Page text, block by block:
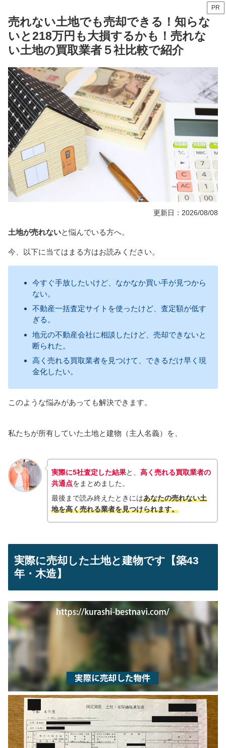
PR
売れない土地でも売却できる！知らな
いと218万円も大損するかも！売れな
い土地の買取業者５社比較で紹介
更新日：2026/08/08
土地が売れないと悩んでいる方へ。
今、以下に当てはまる方はお読みください。
今すぐ手放したいけど、なかなか買い手が見つから
ない。
不動産一括査定サイトを使ったけど、査定額が低す
ぎる。
地元の不動産会社に相談したけど、売却できないと
断られた。
高く売れる買取業者を見つけて、できるだけ早く現
金化したい。
このような悩みがあっても解決できます。
私たちが所有していた土地と建物（主人名義）を、
実際に5社査定した結果と、 高く売れる買取業者の
共通点をまとめました。
最後まで読み終えたときにはあなたの売れない土
地を高く売れる業者を見つけられます。
実際に売却した土地と建物です【築43
年・木造】